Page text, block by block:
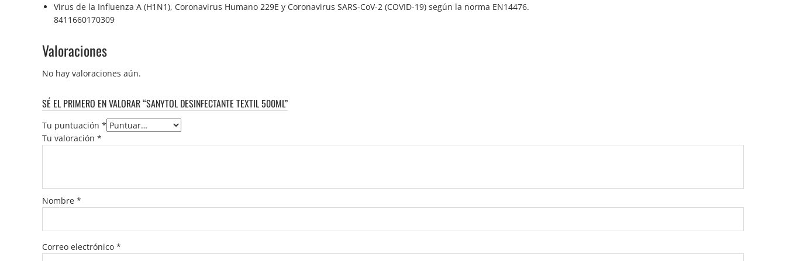
Virus de la Influenza A (H1N1), Coronavirus Humano 229E y Coronavirus SARS-CoV-2 (COVID-19) según la norma EN14476.
8411660170309
Valoraciones
No hay valoraciones aún.
SÉ EL PRIMERO EN VALORAR “SANYTOL DESINFECTANTE TEXTIL 500ML”
Tu puntuación *
Tu valoración *
Nombre *
Correo electrónico *